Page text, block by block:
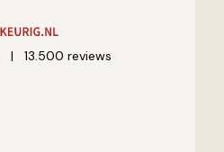
13.500 reviews